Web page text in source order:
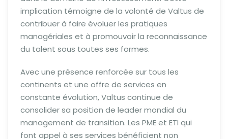
implication témoigne de la volonté de Valtus de
contribuer à faire évoluer les pratiques
managériales et à promouvoir la reconnaissance
du talent sous toutes ses formes.
Avec une présence renforcée sur tous les
continents et une offre de services en
constante évolution, Valtus continue de
consolider sa position de leader mondial du
management de transition. Les PME et ETI qui
font appel à ses services bénéficient non